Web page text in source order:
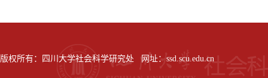
版权所有：四川大学社会科学研究处 网址：ssd.scu.edu.cn